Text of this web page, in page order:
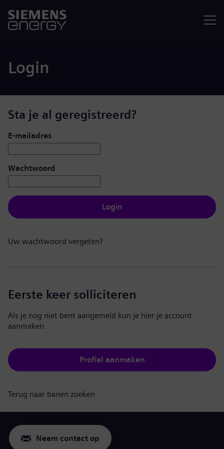
Login
Sta je al geregistreerd?
Inloggen: gebruiker en wachtwoord
E-mailadres
Wachtwoord
Login
Uw wachtwoord vergeten?
Eerste keer solliciteren
Als je nog niet bent aangemeld kun je hier je account
aanmaken.
Profiel aanmaken
Terug naar banen zoeken
Neem contact op